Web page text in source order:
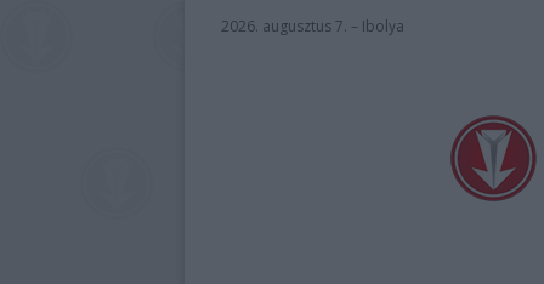
2026. augusztus 7. – Ibolya